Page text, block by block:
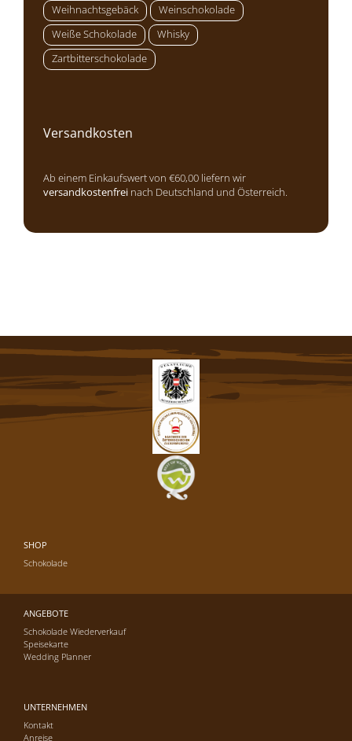
Weihnachtsgebäck
Weinschokolade
Weiße Schokolade
Whisky
Zartbitterschokolade
Versandkosten
Ab einem Einkaufswert von €60,00 liefern wir
versandkostenfrei nach Deutschland und Österreich.
SHOP
Schokolade
ANGEBOTE
Schokolade Wiederverkauf
Speisekarte
Wedding Planner
UNTERNEHMEN
Kontakt
Anreise